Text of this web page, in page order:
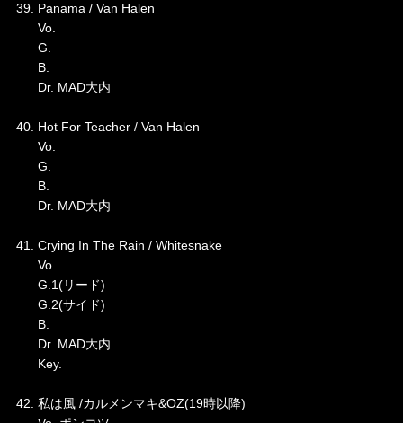
39. Panama / Van Halen
Vo.
G.
B.
Dr. MAD大内
40. Hot For Teacher / Van Halen
Vo.
G.
B.
Dr. MAD大内
41. Crying In The Rain / Whitesnake
Vo.
G.1(リード)
G.2(サイド)
B.
Dr. MAD大内
Key.
42. 私は風 /カルメンマキ&OZ(19時以降)